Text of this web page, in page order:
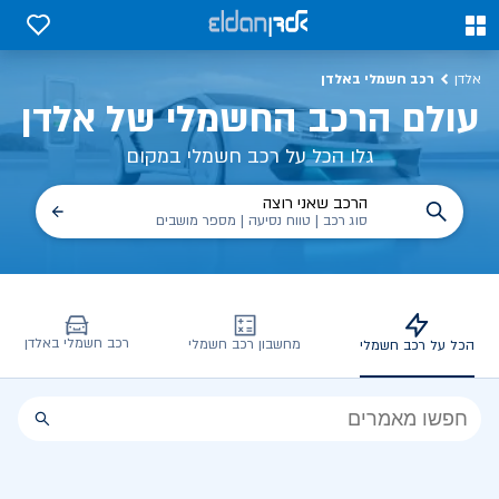
0
0
אלדן רכב חשמלי באלדן
עולם הרכב החשמלי של אלדן
גלו הכל על רכב חשמלי במקום
הרכב שאני רוצה
סוג רכב | טווח נסיעה | מספר מושבים
הכל על רכב חשמלי מחשבון רכב חשמלי רכב חשמלי באלדן
הכל
הכל על רכב חשמלי, שימושים, טכנולוגיה וכל מה שכדי לדעת | אלדן